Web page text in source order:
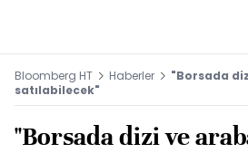
Bloomberg HT Haberler
"Borsada
satılabilecek"
"Borsada dizi ve